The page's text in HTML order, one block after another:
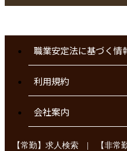
職業安定法に基づく情
利用規約
会社案内
【常勤】求人検索 | 【非常